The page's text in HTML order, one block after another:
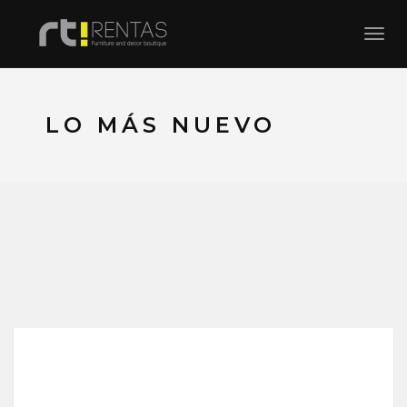
LO MÁS NUEVO